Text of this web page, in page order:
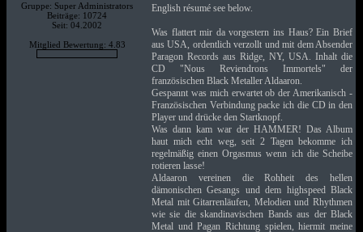
Gruppe: Super Administrators
Beiträge: 10724
Seit: 04.2002
Mitglied Bewertung: 4.83
English résumé see below.
Was flattert mir da vorgestern ins Haus? Ein Brief
aus USA, ordentlich verzollt und mit dem Absender
Paragon Records aus Ridge, NY, USA. Inhalt die
CD "Nous Reviendrons Immortels" der
französischen Black Metaller Aldaaron.
Gespannt was mich erwartet ob der Amerikanisch -
Französischen Verbindung packe ich die CD in den
Player und drücke den Startknopf.
Was dann kam war der HAMMER! Das Album
haut mich echt weg, seit 2 Tagen bekomme ich
regelmäßig einen Orgasmus wenn ich die Scheibe
rotieren lasse!
Aldaaron vereinen die Rohheit des hellen
dämonischen Gesangs und dem highspeed Black
Metal mit Gitarrenläufen, Melodien und Rhythmen
wie sie die skandinavischen Bands aus der Black
Metal und Pagan Richtung spielen, hiermit meine